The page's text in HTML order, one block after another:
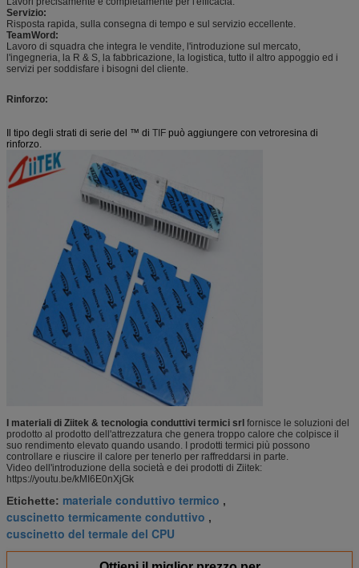
Servizio:
Risposta rapida, sulla consegna di tempo e sul servizio eccellente.
TeamWord:
Lavoro di squadra che integra le vendite, l'introduzione sul mercato,
l'ingegneria, la R & S, la fabbricazione, la logistica, tutto il altro appoggio ed i
servizi per soddisfare i bisogni del cliente.
Rinforzo:
Il tipo degli strati di serie del ™ di TIF può aggiungere con vetroresina di
rinforzo.
I materiali di Ziitek & tecnologia conduttivi termici srl fornisce le soluzioni del
prodotto al prodotto dell'attrezzatura che genera troppo calore che colpisce il
suo rendimento elevato quando usando. I prodotti termici più possono
controllare e riuscire il calore per tenerlo per raffreddarsi in parte.
Video dell'introduzione della società e dei prodotti di Ziitek:
https://youtu.be/kMI6E0nXjGk
Etichette: materiale conduttivo termico ,
cuscinetto termicamente conduttivo ,
cuscinetto del termale del CPU